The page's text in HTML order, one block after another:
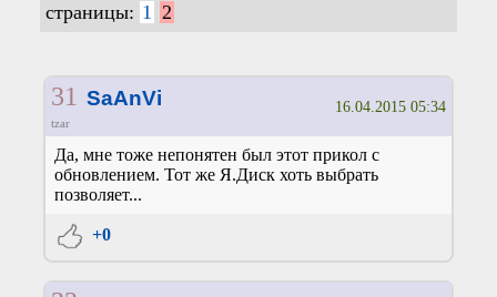
страницы: 1 2
31 SaAnVi
tzar
16.04.2015 05:34
Да, мне тоже непонятен был этот прикол с
обновлением. Тот же Я.Диск хоть выбрать
позволяет...
+0